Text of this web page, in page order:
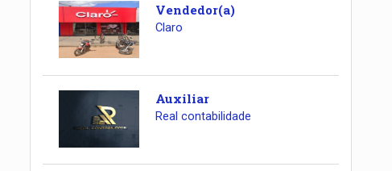
Vendedor(a)
Claro
Auxiliar
Real contabilidade